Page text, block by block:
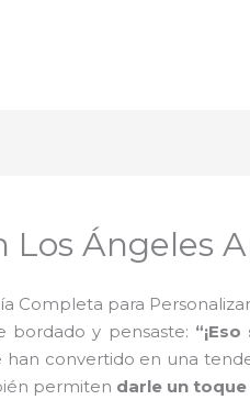
Ángeles
Completa para Personalizar
bordado y pensaste:
han convertido en una
permiten darle un